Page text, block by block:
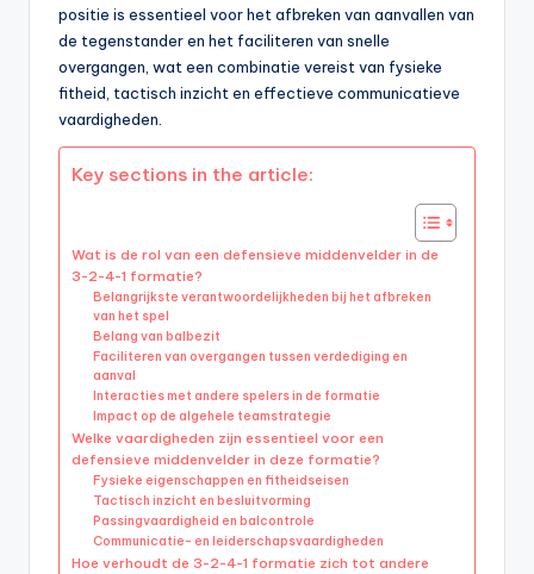
positie is essentieel voor het afbreken van aanvallen van
de tegenstander en het faciliteren van snelle
overgangen, wat een combinatie vereist van fysieke
fitheid, tactisch inzicht en effectieve communicatieve
vaardigheden.
Key sections in the article:
Wat is de rol van een defensieve middenvelder in de
3-2-4-1 formatie?
Belangrijkste verantwoordelijkheden bij het afbreken
van het spel
Belang van balbezit
Faciliteren van overgangen tussen verdediging en
aanval
Interacties met andere spelers in de formatie
Impact op de algehele teamstrategie
Welke vaardigheden zijn essentieel voor een
defensieve middenvelder in deze formatie?
Fysieke eigenschappen en fitheidseisen
Tactisch inzicht en besluitvorming
Passingvaardigheid en balcontrole
Communicatie- en leiderschapsvaardigheden
Hoe verhoudt de 3-2-4-1 formatie zich tot andere